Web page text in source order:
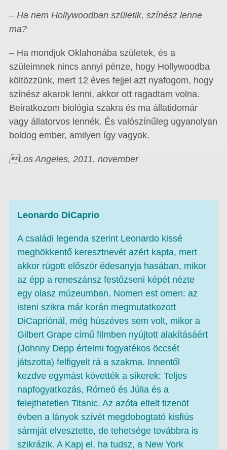
– Ha nem Hollywoodban születik, színész lenne
ma?
– Ha mondjuk Oklahonába születek, és a
szüleimnek nincs annyi pénze, hogy Holly­woodba
költözzünk, mert 12 éves fejjel azt nyafogom, hogy
színész akarok lenni, akkor ott ragadtam volna.
Beiratkozom biológia szakra és ma állatidomár
vagy állatorvos lennék. És valószínűleg ugyanolyan
boldog ember, amilyen így vagyok.
Los Angeles, 2011. november
Leonardo DiCaprio
A családi legenda szerint Leonardo kissé
meghökkentő keresztnevét azért kapta, mert
akkor rúgott először édesanyja hasában, mikor
az épp a reneszánsz festőzseni képét nézte
egy olasz múzeumban. Nomen est omen: az
isteni szikra már korán megmutatkozott
DiCapriónál, még húszéves sem volt, mikor a
Gilbert Grape című filmben nyújtott alakításáért
(Johnny Depp értelmi fogyatékos öccsét
játszotta) felfigyelt rá a szakma. Innentől
kezdve egymást követték a sikerek: Teljes
napfogyatkozás, Rómeó és Júlia és a
felejthetetlen Titanic. Az azóta eltelt tizenöt
évben a lányok szívét megdobogtató kisfiús
sármját elvesztette, de tehetsége továbbra is
szikrázik. A Kapj el, ha tudsz, a New York